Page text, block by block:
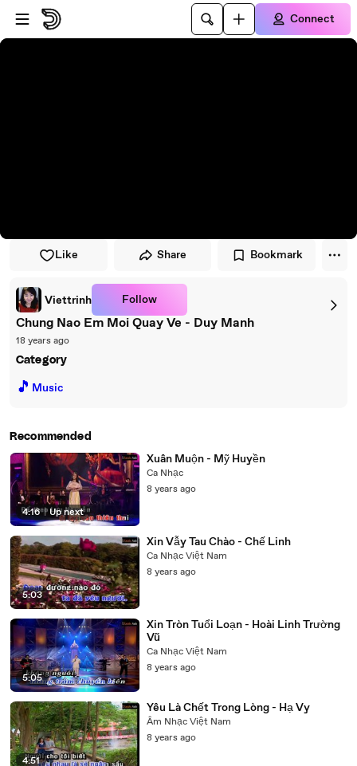
Skip to player
Skip to main content
Connect
Like Share Bookmark
Viettrinh Follow
Chung Nao Em Moi Quay Ve - Duy Manh
18 years ago
Category
🎵 Music
Recommended
4:16 | Up next
Xuân Muộn - Mỹ Huyền
Ca Nhạc
8 years ago
5:03
Xin Vẫy Tau Chào - Chế Linh
Ca Nhạc Việt Nam
8 years ago
5:05
Xin Tròn Tuổi Loạn - Hoài Linh Trường
Vũ
Ca Nhạc Việt Nam
8 years ago
4:51
Yêu Là Chết Trong Lòng - Hạ Vy
Âm Nhạc Việt Nam
8 years ago